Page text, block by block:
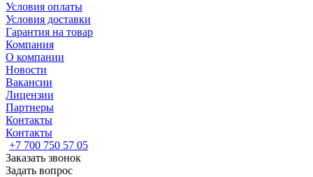
Условия оплаты
Условия доставки
Гарантия на товар
Компания
О компании
Новости
Вакансии
Лицензии
Партнеры
Контакты
Контакты
+7 700 750 57 05
Заказать звонок
Задать вопрос